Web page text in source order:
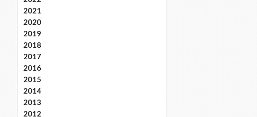
2021
2020
2019
2018
2017
2016
2015
2014
2013
2012